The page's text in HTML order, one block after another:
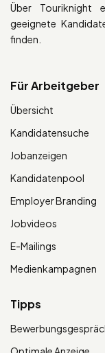
Über Touriknight
geeignete
finden.
Für Arbeitgeber
Übersicht
Kandidatensuche
Jobanzeigen
Kandidatenpool
Employer Branding
Jobvideos
E-Mailings
Medienkampagnen
Tipps